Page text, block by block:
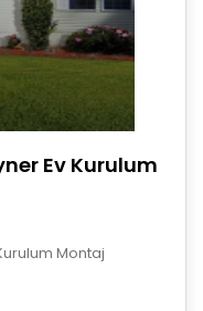
Ev Kurulum
Montaj